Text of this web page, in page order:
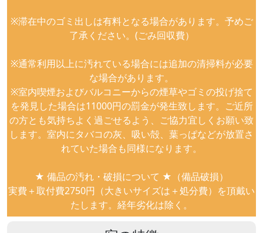
※滞在中のゴミ出しは有料となる場合があります。予めご
了承ください。(ごみ回収費）
※通常利用以上に汚れている場合には追加の清掃料が必要
な場合があります。
※室内喫煙およびバルコニーからの煙草やゴミの投げ捨て
を発見した場合は11000円の罰金が発生致します。ご近所
の方とも気持ちよく過ごせるよう、ご協力宜しくお願い致
します。室内にタバコの灰、吸い殻、葉っぱなどが放置さ
れていた場合も同様になります。
★ 備品の汚れ・破損について ★（備品破損）
実費＋取付費2750円（大きいサイズは＋処分費）を頂戴い
たします。経年劣化は除く。